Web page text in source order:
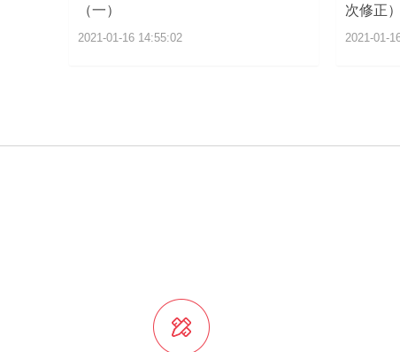
（一）
2021-01-16 14:55:02
次修正）
2021-01-